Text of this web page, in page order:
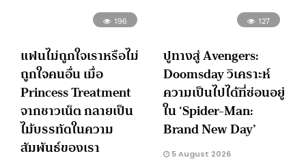
196
แฟนไม่ถูกใจเราหรือไม่
ถูกใจคนอื่น เมื่อ
Princess Treatment
จากชาวเน็ต กลายเป็น
ไม้บรรทัดในความ
สัมพันธ์ของเรา
127
ปูทางสู่ Avengers:
Doomsday วิเคราะห์
ความเป็นไปได้ที่ซ่อนอยู่
ใน ‘Spider-Man:
Brand New Day’
5 August 2026